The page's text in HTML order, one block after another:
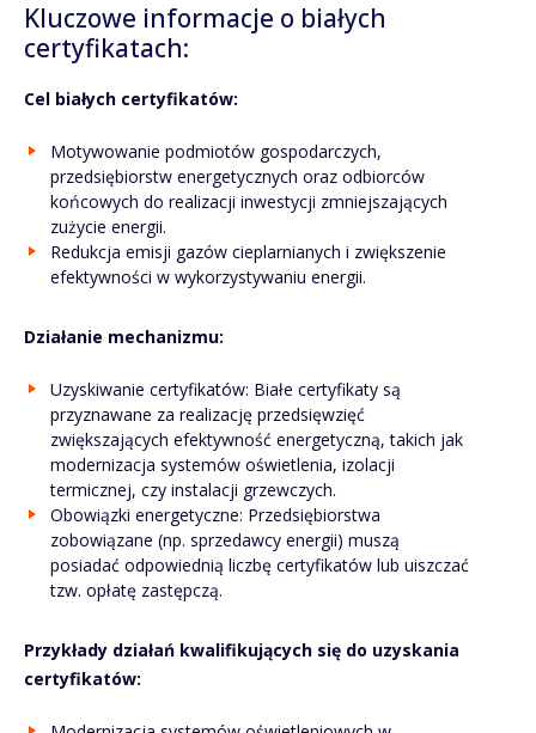
Kluczowe informacje o białych
certyfikatach:
Cel białych certyfikatów:
Motywowanie podmiotów gospodarczych,
przedsiębiorstw energetycznych oraz odbiorców
końcowych do realizacji inwestycji zmniejszających
zużycie energii.
Redukcja emisji gazów cieplarnianych i zwiększenie
efektywności w wykorzystywaniu energii.
Działanie mechanizmu:
Uzyskiwanie certyfikatów: Białe certyfikaty są
przyznawane za realizację przedsięwzięć
zwiększających efektywność energetyczną, takich jak
modernizacja systemów oświetlenia, izolacji
termicznej, czy instalacji grzewczych.
Obowiązki energetyczne: Przedsiębiorstwa
zobowiązane (np. sprzedawcy energii) muszą
posiadać odpowiednią liczbę certyfikatów lub uiszczać
tzw. opłatę zastępczą.
Przykłady działań kwalifikujących się do uzyskania
certyfikatów: